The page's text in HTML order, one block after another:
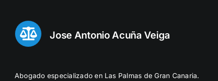
Jose Antonio Acuña Veiga
Abogado especializado en Las Palmas de Gran Canaria.